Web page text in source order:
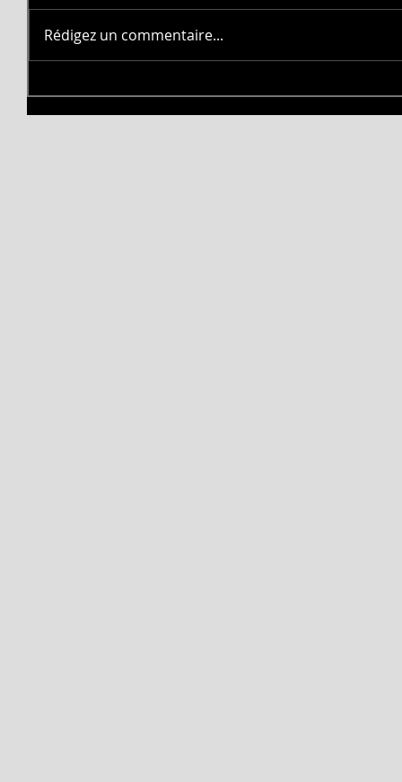
Rédigez un commentaire...